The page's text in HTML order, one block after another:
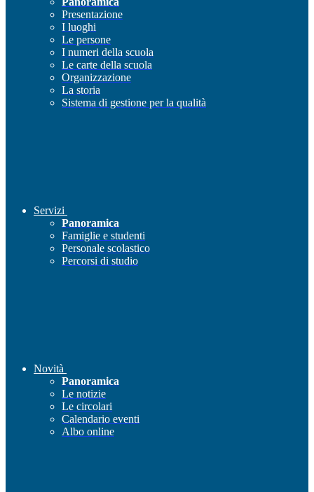
Presentazione
I luoghi
Le persone
I numeri della scuola
Le carte della scuola
Organizzazione
La storia
Sistema di gestione per la qualità
Servizi
Panoramica
Famiglie e studenti
Personale scolastico
Percorsi di studio
Novità
Panoramica
Le notizie
Le circolari
Calendario eventi
Albo online